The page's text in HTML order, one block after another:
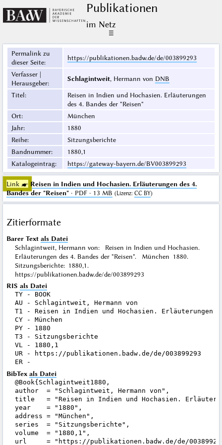
Publikationen
im Netz
☰
Permalink zu
dieser Seite:
https://publikationen.badw.de/de/003899293
Verfasser |
Herausgeber:
Schlagintweit, Hermann von DNB
Titel:
Reisen in Indien und Hochasien. Erläuterungen
des 4. Bandes der "Reisen"
Ort:
München
Jahr:
1880
Reihe:
Sitzungsberichte
Bandnummer:
1880,1
Katalogeintrag: https://gateway-bayern.de/BV003899293
Link ☛ Reisen in Indien und Hochasien. Erläuterungen des 4.
Bandes der "Reisen"· PDF · 13 MB (Lizenz: CC BY)
Zitierformate
Barer Text als Datei
Schlagintweit, Hermann von: Reisen in Indien und Hochasien.
Erläuterungen des 4. Bandes der "Reisen". München 1880.
Sitzungsberichte: 1880,1.
https://publikationen.badw.de/de/003899293
RIS als Datei
TY - BOOK
AU - Schlagintweit, Hermann von
T1 - Reisen in Indien und Hochasien. Erläuterungen
CY - München
PY - 1880
T3 - Sitzungsberichte
VL - 1880,1
UR - https://publikationen.badw.de/de/003899293
BibTex als Datei
@Book{Schlagintweit1880,
author  = "Schlagintweit, Hermann von",
title   = "Reisen in Indien und Hochasien.
year    = "1880",
address = "München",
series  = "Sitzungsberichte",
volume  = "1880,1",
url     = "https://publikationen.badw.de/de/